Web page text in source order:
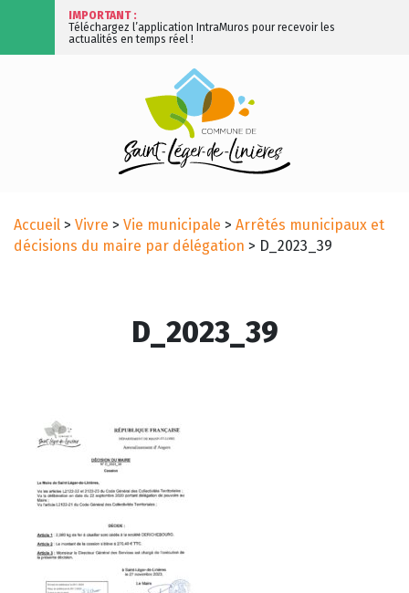
IMPORTANT :
Téléchargez l’application IntraMuros pour recevoir les
actualités en temps réel !
Accueil > Vivre > Vie municipale > Arrêtés municipaux et
décisions du maire par délégation > D_2023_39
D_2023_39